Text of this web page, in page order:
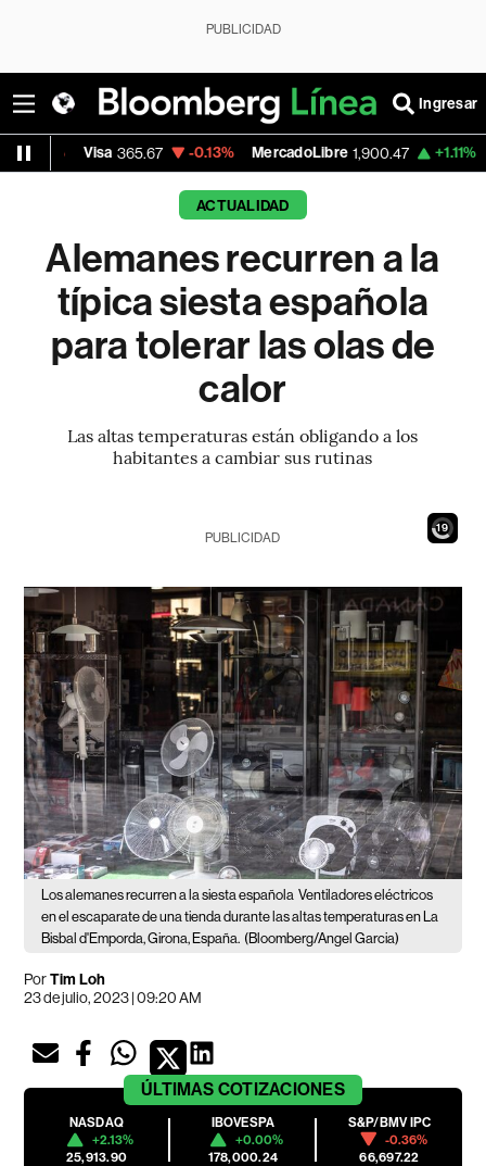
PUBLICIDAD
Ingresar
365.67 -0.13% MercadoLibre 1,900.47 +1.11% Banco de
ACTUALIDAD
Alemanes recurren a la
típica siesta española
para tolerar las olas de
calor
Las altas temperaturas están obligando a los
habitantes a cambiar sus rutinas
17
PUBLICIDAD
Los alemanes recurren a la siesta española Ventiladores eléctricos
en el escaparate de una tienda durante las altas temperaturas en La
Bisbal d'Emporda, Girona, España. (Bloomberg/Angel Garcia)
PorTim Loh
23 de julio, 2023 | 09:20 AM
ÚLTIMAS COTIZACIONES
NASDAQ
+2.13%
25,913.90
IBOVESPA
+0.00%
178,000.24
S&P/BMV IPC
-0.36%
66,697.22